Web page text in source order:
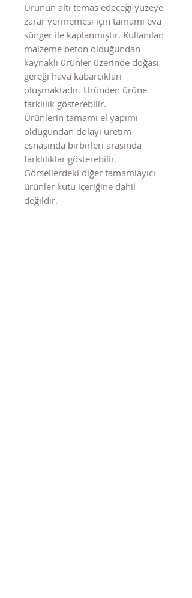
Ürünün altı temas edeceği yüzeye
zarar vermemesi için tamamı eva
sünger ile kaplanmıştır. Kullanılan
malzeme beton olduğundan
kaynaklı ürünler üzerinde doğası
gereği hava kabarcıkları
oluşmaktadır. Üründen ürüne
farklılık gösterebilir.
Ürünlerin tamamı el yapımı
olduğundan dolayı üretim
esnasında birbirleri arasında
farklılıklar gösterebilir.
Görsellerdeki diğer tamamlayıcı
ürünler kutu içeriğine dahil
değildir.